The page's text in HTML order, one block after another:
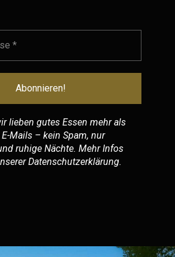
lieben gutes Essen mehr als
Mails – kein Spam, nur
ruhige Nächte. Mehr Infos
Datenschutzerklärung.